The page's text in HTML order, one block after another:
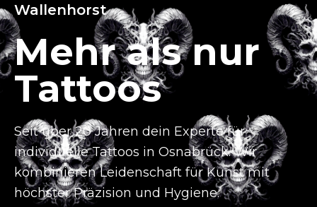
Wallenhorst
Mehr als nur
Tattoos
Seit über 20 Jahren dein Experte für
individuelle Tattoos in Osnabrück.Wir
kombinieren Leidenschaft für Kunst mit
höchster Präzision und Hygiene.